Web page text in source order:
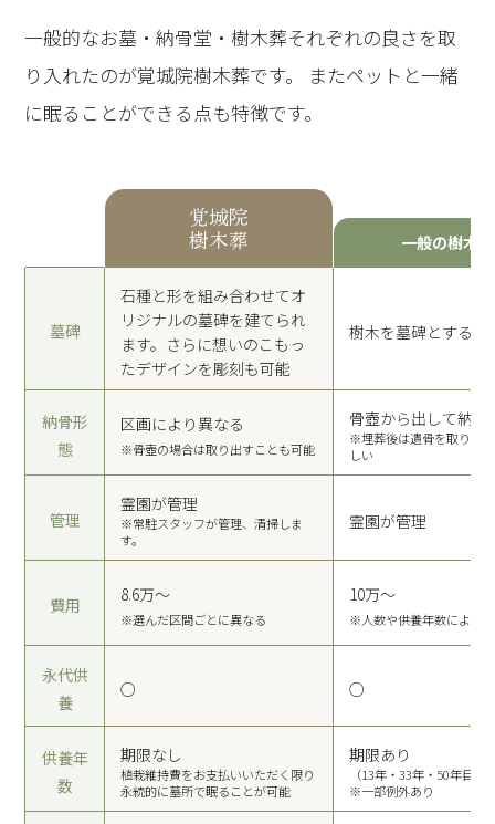
一般的なお墓・納骨堂・樹木葬それぞれの良さを取
り入れたのが覚城院樹木葬です。 またペットと一緒
に眠ることができる点も特徴です。
覚城院
樹木葬
一般の樹木葬
墓碑
石種と形を組み合わせてオ
リジナルの墓碑を建てられ
ます。 さらに想いのこもっ
たデザインを彫刻も可能
樹木を墓碑とする
納骨形
態
区画により異なる
※骨壺の場合は取り出すことも可能
骨壺から出して納め
※埋葬後は遺骨を取り出
しい
管理
霊園が管理
※常駐スタッフが管理、清掃しま
す。
霊園が管理
費用 8.6万〜
※選んだ区間ごとに異なる
10万〜
※人数や供養年数により
永代供
養
○ ○
供養年
数
期限なし
植栽維持費をお支払いいただく限り
永続的に墓所で眠ることが可能
期限あり
（13年・33年・50年目）
※一部例外あり